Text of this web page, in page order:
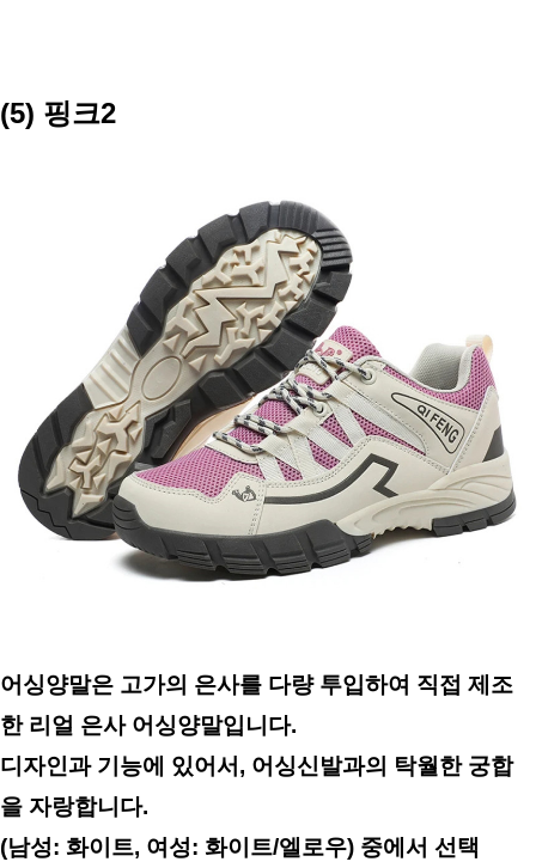
(5) 핑크2
어싱양말은 고가의 은사를 다량 투입하여 직접 제조
한 리얼 은사 어싱양말입니다.
디자인과 기능에 있어서, 어싱신발과의 탁월한 궁합
을 자랑합니다.
(남성: 화이트, 여성: 화이트/엘로우) 중에서 선택